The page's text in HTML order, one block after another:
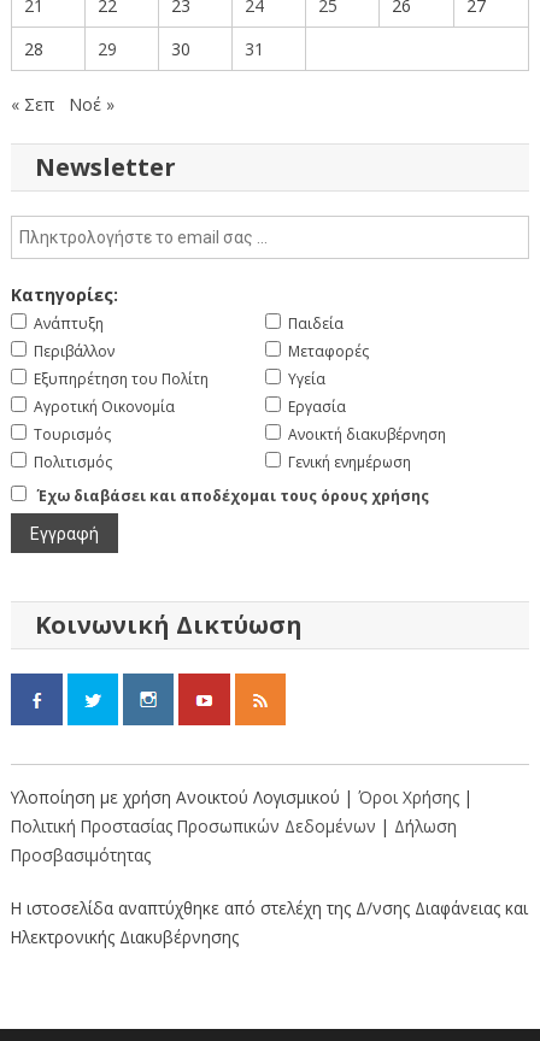
21
22 23 24 25 26
27
28
29 30 31
« Σεπ Νοέ »
Newsletter
Κατηγορίες:
Ανάπτυξη
Περιβάλλον
Εξυπηρέτηση του Πολίτη
Αγροτική Οικονομία
Τουρισμός
Πολιτισμός
Παιδεία
Μεταφορές
Υγεία
Εργασία
Ανοικτή διακυβέρνηση
Γενική ενημέρωση
Έχω διαβάσει και αποδέχομαι τους όρους χρήσης
Κοινωνική Δικτύωση
Υλοποίηση με χρήση Ανοικτού Λογισμικού | Όροι Χρήσης |
Πολιτική Προστασίας Προσωπικών Δεδομένων | Δήλωση
Προσβασιμότητας
Η ιστοσελίδα αναπτύχθηκε από στελέχη της Δ/νσης Διαφάνειας και
Ηλεκτρονικής Διακυβέρνησης